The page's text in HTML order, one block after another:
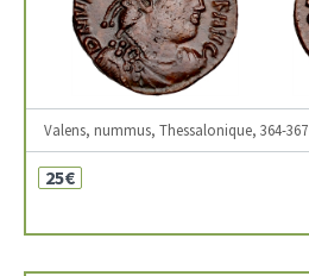
Valens, nummus, Thessalonique, 364-367
25€